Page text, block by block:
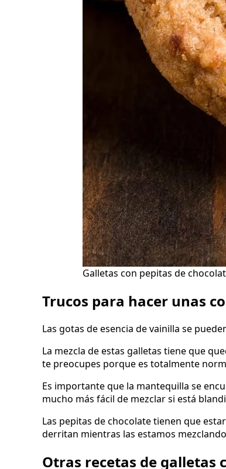
Galletas con pepitas de
Trucos para hacer unas
Las gotas de esencia de vainilla se
La mezcla de estas galletas tiene que
te preocupes porque es totalmente
Es importante que la mantequilla se
mucho más fácil de mezclar si está
Las pepitas de chocolate tienen que
derritan mientras las estamos
Otras recetas de galletas